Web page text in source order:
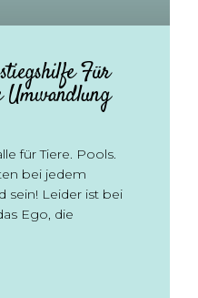
Für
Umwandlung
für Tiere. Pools.
bei jedem
sein! Leider ist bei
Ego, die